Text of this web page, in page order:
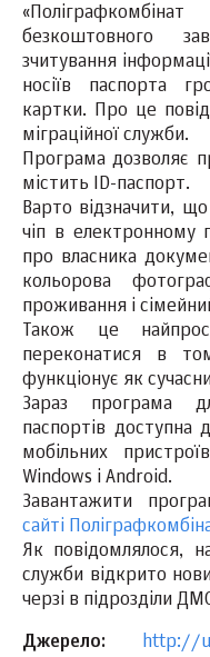
безкоштовного
зчитування
носіїв паспорта
картки. Про це
міграційної служби.
Програма дозволяє
містить ID-паспорт.
Варто відзначити,
чіп в електронному
про власника
кольорова
проживання і
Також це
переконатися в
функціонує як
Зараз програма
паспортів доступна
мобільних
Windows і Android.
Завантажити
сайті
Як повідомлялося,
служби відкрито
черзі в підрозділи
Джерело:
http://